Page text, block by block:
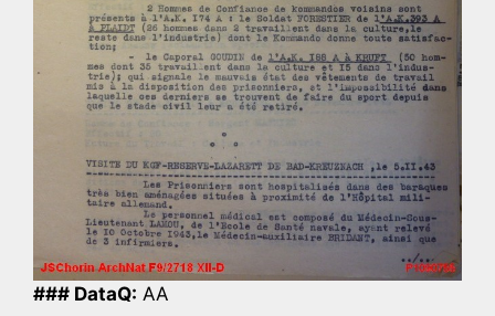
### DataQ: AA